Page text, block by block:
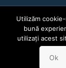
© 2026
Utilizăm
bună
utilizați acest
Ok